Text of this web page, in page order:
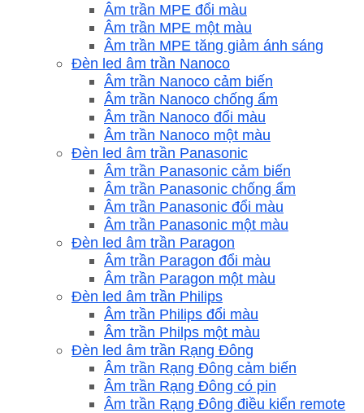
Âm trần MPE đổi màu
Âm trần MPE một màu
Âm trần MPE tăng giảm ánh sáng
Đèn led âm trần Nanoco
Âm trần Nanoco cảm biến
Âm trần Nanoco chống ẩm
Âm trần Nanoco đổi màu
Âm trần Nanoco một màu
Đèn led âm trần Panasonic
Âm trần Panasonic cảm biến
Âm trần Panasonic chống ẩm
Âm trần Panasonic đổi màu
Âm trần Panasonic một màu
Đèn led âm trần Paragon
Âm trần Paragon đổi màu
Âm trần Paragon một màu
Đèn led âm trần Philips
Âm trần Philips đổi màu
Âm trần Philps một màu
Đèn led âm trần Rạng Đông
Âm trần Rạng Đông cảm biến
Âm trần Rạng Đông có pin
Âm trần Rạng Đông điều kiển remote